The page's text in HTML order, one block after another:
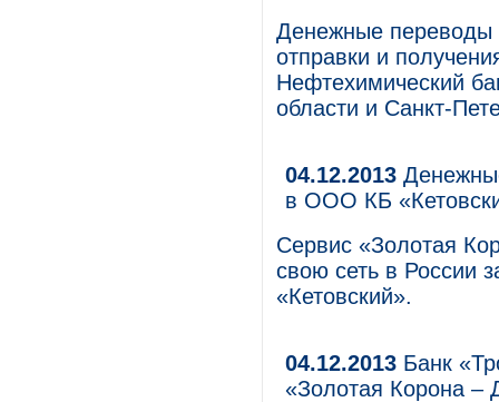
Денежные переводы
отправки и
Нефтехимический
области и Санкт-
04.12.2013
в ООО КБ
Сервис «Золотая
свою сеть в России
«Кетовский».
04.12.2013 Банк
«Золотая Корона –